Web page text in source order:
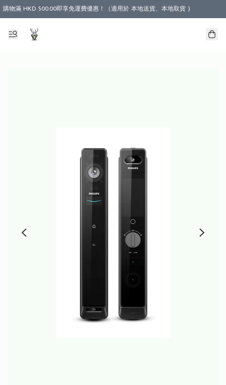
購物滿 HKD 500.00即享免運費優惠！（適用於 本地送貨、本地取貨 )